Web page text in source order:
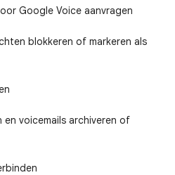
Google Voice aanvragen
blokkeren of markeren als
en voicemails archiveren of